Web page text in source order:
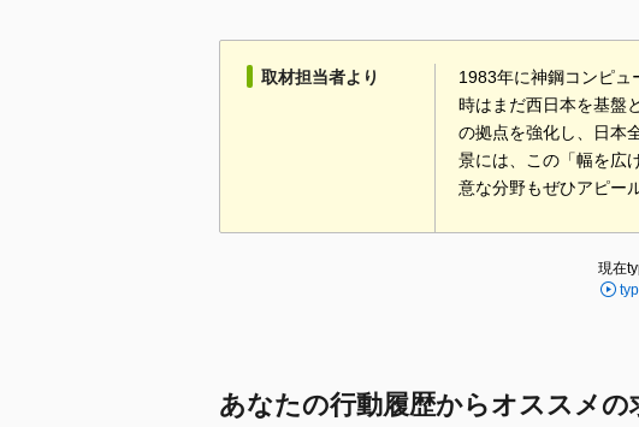
取材担当者より
1983年に神鋼コンピュ
時はまだ西日本を基盤
の拠点を強化し、日本
景には、この「幅を広
意な分野もぜひアピー
現在
あなたの行動履歴からオススメの